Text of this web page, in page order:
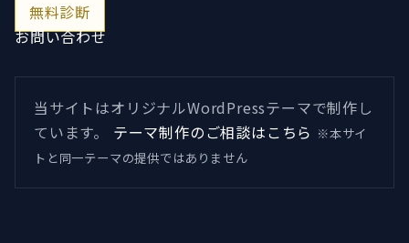
無料診断
お問い合わせ
当サイトはオリジナルWordPressテーマで制作し
ています。
テーマ制作のご相談はこちら ※本サイ
トと同一テーマの提供ではありません